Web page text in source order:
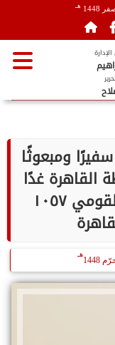
هـ
محافظ القاهرة : أكثر من ٥٠ سفيرًا ومبعوثًا
القاهرة غدًا
الخميس إحتفالها بعيدها القومي ١٠٥٧
هـ